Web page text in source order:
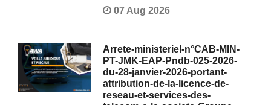
07 Aug 2026
Arrete-ministeriel-n°CAB-MIN-
PT-JMK-EAP-Pndb-025-2026-
du-28-janvier-2026-portant-
attribution-de-la-licence-de-
reseau-et-services-des-